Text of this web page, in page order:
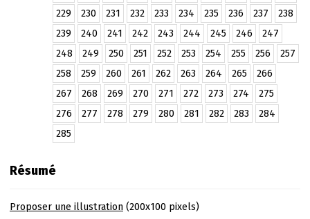
229
230 231 232 233 234 235 236 237
238
239
240 241 242 243 244 245 246
247
248
249 250 251 252 253 254 255 256
257
258
259 260 261 262 263 264 265
266
267
268 269 270 271 272 273 274
275
276
277 278 279 280 281 282 283
284
285
Résumé
Proposer une illustration(200x100 pixels)